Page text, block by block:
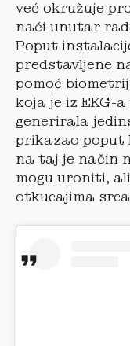
već okružuje
naći unutar
Poput
predstavljene
pomoć
koja je iz EKG-
generirala
prikazao poput
na taj je način
mogu uroniti,
otkucajima